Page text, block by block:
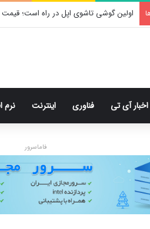
اولین گوشی تاشوی اپل در راه است؛ قیمت
اخبار آی تی فناوری اینترنت نرم
فاماسرور